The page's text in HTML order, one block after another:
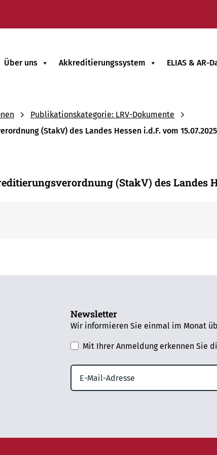
Über uns Akkreditierungssystem ELIAS & AR-
Publikationskategorie: LRV-Dokumente
(StakV) des Landes Hessen i.d.F. vom 15.07.2025
(StakV) des Landes
Newsletter
Wir informieren Sie einmal im Monat
Mit Ihrer Anmeldung erkennen Sie